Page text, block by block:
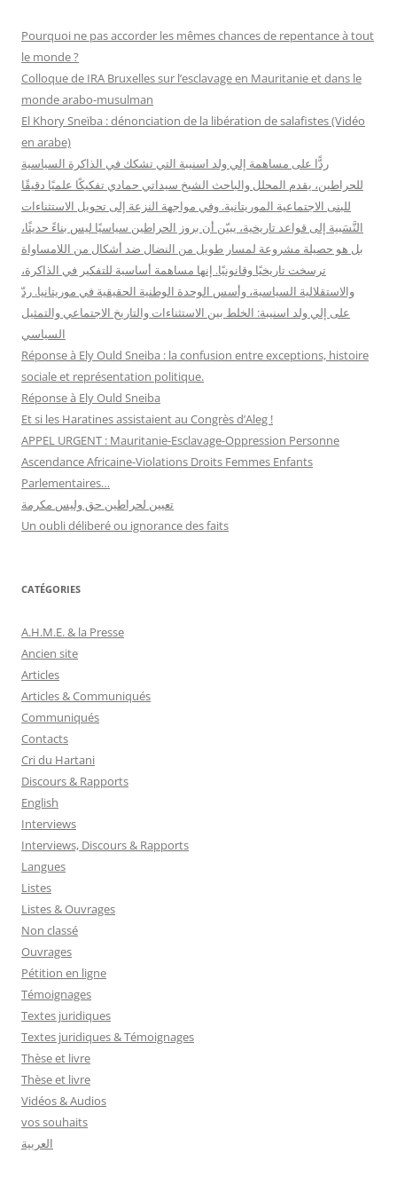
r
c
h
r
Pourquoi ne pas accorder les mêmes chances de repentance à tout
le monde ?
Colloque de IRA Bruxelles sur l’esclavage en Mauritanie et dans le
monde arabo-musulman
El Khory Sneïba : dénonciation de la libération de salafistes (Vidéo
en arabe)
ردًّا على مساهمة إلي ولد اسنيبة التي تشكك في الذاكرة السياسية
للحراطين، يقدم المحلل والباحث الشيخ سيداتي حمادي تفكيكًا علميًا دقيقًا
للبنى الاجتماعية الموريتانية. وفي مواجهة النزعة إلى تحويل الاستثناءات
النَّسَبية إلى قواعد تاريخية، يبيّن أن بروز الحراطين سياسيًا ليس بناءً حديثًا،
بل هو حصيلة مشروعة لمسار طويل من النضال ضد أشكال من اللامساواة
ترسخت تاريخيًا وقانونيًا. إنها مساهمة أساسية للتفكير في الذاكرة،
والاستقلالية السياسية، وأسس الوحدة الوطنية الحقيقية في موريتانيا. ردّ
على إلي ولد اسنيبة: الخلط بين الاستثناءات والتاريخ الاجتماعي والتمثيل
السياسي
Réponse à Ely Ould Sneiba : la confusion entre exceptions, histoire
sociale et représentation politique.
Réponse à Ely Ould Sneiba
Et si les Haratines assistaient au Congrès d’Aleg !
APPEL URGENT : Mauritanie-Esclavage-Oppression Personne
Ascendance Africaine-Violations Droits Femmes Enfants
Parlementaires…
تعيين لحراطين حق وليس مكرمة
Un oubli déliberé ou ignorance des faits
CATÉGORIES
A.H.M.E. & la Presse
Ancien site
Articles
Articles & Communiqués
Communiqués
Contacts
Cri du Hartani
Discours & Rapports
English
Interviews
Interviews, Discours & Rapports
Langues
Listes
Listes & Ouvrages
Non classé
Ouvrages
Pétition en ligne
Témoignages
Textes juridiques
Textes juridiques & Témoignages
Thèse et livre
Thèse et livre
Vidéos & Audios
vos souhaits
العربية